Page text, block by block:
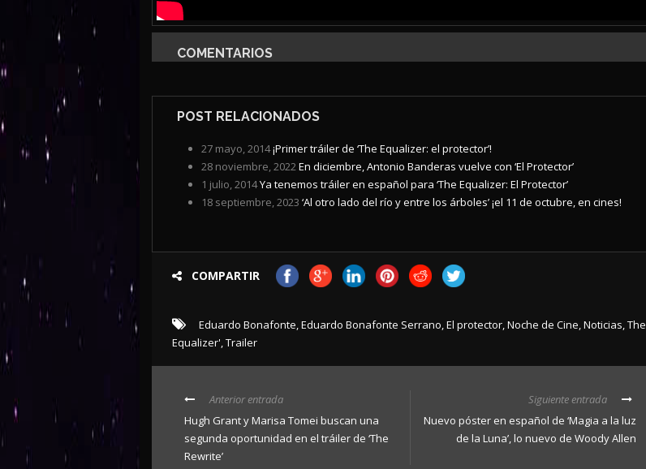
COMENTARIOS
POST RELACIONADOS
27 mayo, 2014¡Primer tráiler de ‘The Equalizer: el protector’!
28 noviembre, 2022En diciembre, Antonio Banderas vuelve con ‘El Protector’
1 julio, 2014Ya tenemos tráiler en español para ‘The Equalizer: El Protector’
18 septiembre, 2023 ‘Al otro lado del río y entre los árboles’ ¡el 11 de octubre, en cines!
COMPARTIR
Eduardo Bonafonte,Eduardo Bonafonte Serrano,El protector,Noche de Cine,Noticias,The
Equalizer',Trailer
Anterior entrada
Hugh Grant y Marisa Tomei buscan una
segunda oportunidad en el tráiler de ‘The
Rewrite’
Siguiente entrada
Nuevo póster en español de ‘Magia a la luz
de la Luna’, lo nuevo de Woody Allen